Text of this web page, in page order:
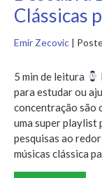
usar?
Clássicas
Emir Zecovic |
5 min de leitura
para estudar ou
concentração são
uma super playlist
pesquisas ao
músicas clássica